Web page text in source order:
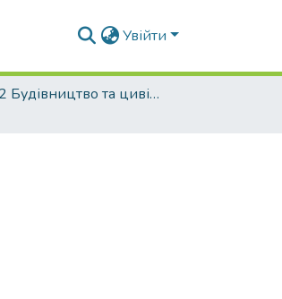
Увійти
192 Будівництво та цивільна інженерія. Промислове і цивільне будівництво